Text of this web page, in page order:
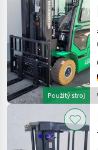
Použitý stroj